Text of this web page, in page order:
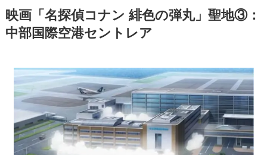
映画「名探偵コナン 緋色の弾丸」聖地③：
中部国際空港セントレア